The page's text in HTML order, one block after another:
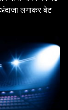
लगाकर बेट